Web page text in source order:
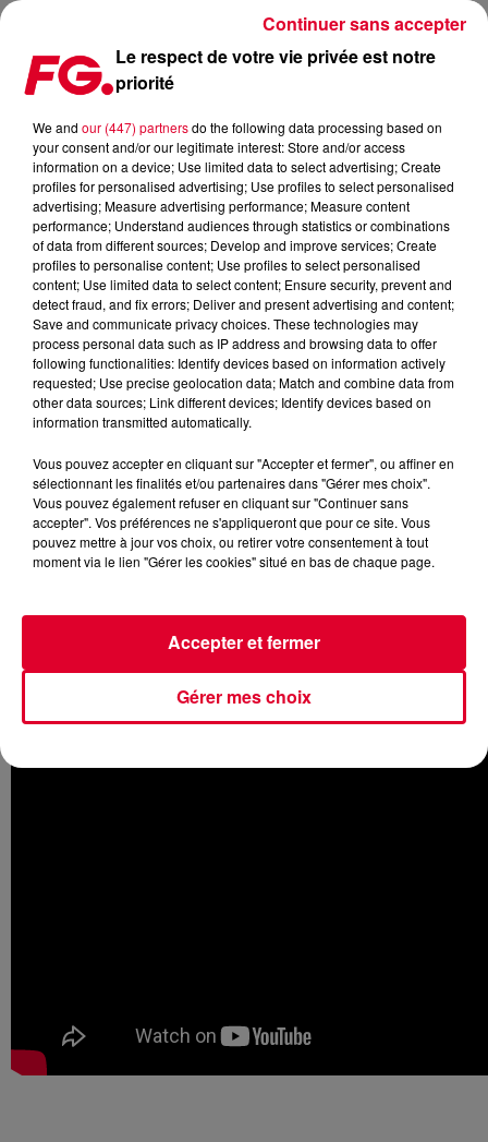
VIDÉO : LE B2B DJ SNAKE / A-TRAK !
Publié : 17 janvier 2017 à 10h28 par La rédaction
La scène a eu lieu lors de l'édition 2017 du festival Holy
les personnes présentes ce soir là ont eu la chance de voir
aux côtés d'A-Trakderrière les platines.
qui devait régner sur place...
Le respect de votre vie privée est notre
priorité
We and our (447) partnersdo the following data processing based on
your consent and/or our legitimate interest: Store and/or access
information on a device; Use limited data to select advertising; Create
profiles for personalised advertising; Use profiles to select personalised
advertising; Measure advertising performance; Measure content
performance; Understand audiences through statistics or combinations
of data from different sources; Develop and improve services; Create
profiles to personalise content; Use profiles to select personalised
content; Use limited data to select content; Ensure security, prevent and
detect fraud, and fix errors; Deliver and present advertising and content;
Save and communicate privacy choices. These technologies may
process personal data such as IP address and browsing data to offer
following functionalities: Identify devices based on information actively
requested; Use precise geolocation data; Match and combine data from
other data sources; Link different devices; Identify devices based on
information transmitted automatically.
Vous pouvez accepter en cliquant sur "Accepter et fermer", ou affiner en
sélectionnant les finalités et/ou partenaires dans "Gérer mes choix".
Vous pouvez également refuser en cliquant sur "Continuer sans
accepter". Vos préférences ne s'appliqueront que pour ce site. Vous
pouvez mettre à jour vos choix, ou retirer votre consentement à tout
moment via le lien "Gérer les cookies" situé en bas de chaque page.
Gérer mes choix
Accepter et fermer
Continuer sans accepter